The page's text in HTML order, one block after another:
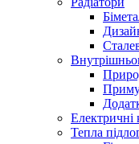
Електричні
Тепла